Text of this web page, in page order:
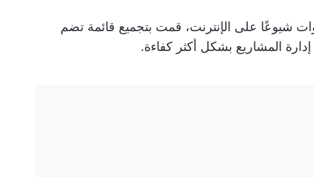
شيوعًا على الإنترنت، قمت بتجميع قائمة تضم